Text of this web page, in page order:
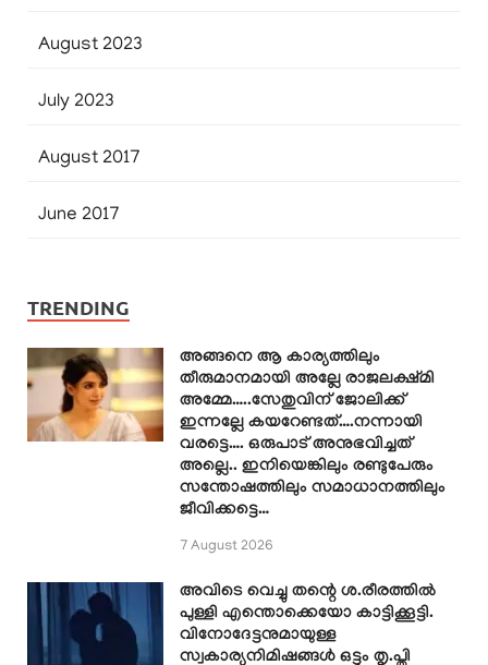
August 2023
July 2023
August 2017
June 2017
TRENDING
അങ്ങനെ ആ കാര്യത്തിലും
തീരുമാനമായി അല്ലേ രാജലക്ഷ്മി
അമ്മേ…..സേതുവിന് ജോലിക്ക്
ഇന്നല്ലേ കയറേണ്ടത്….നന്നായി
വരട്ടെ…. ഒരുപാട് അനുഭവിച്ചത്
അല്ലെ.. ഇനിയെങ്കിലും രണ്ടുപേരും
സന്തോഷത്തിലും സമാധാനത്തിലും
ജീവിക്കട്ടെ…
7 August 2026
അവിടെ വെച്ചു തന്റെ ശ.രീരത്തിൽ
പുള്ളി എന്തൊക്കെയോ കാട്ടിക്കൂട്ടി.
വിനോദേട്ടനുമായുള്ള
സ്വകാര്യനിമിഷങ്ങൾ ഒട്ടും തൃ.പ്തി